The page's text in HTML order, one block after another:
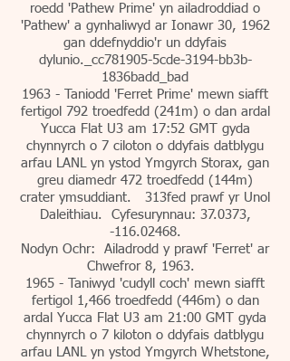
roedd 'Pathew Prime' yn ailadroddiad o
'Pathew' a gynhaliwyd ar Ionawr 30, 1962
gan ddefnyddio'r un ddyfais
dylunio._cc781905-5cde-3194-bb3b-
1836badd_bad
1963 - Taniodd 'Ferret Prime' mewn siafft
fertigol 792 troedfedd (241m) o dan ardal
Yucca Flat U3 am 17:52 GMT gyda
chynnyrch o 7 ciloton o ddyfais datblygu
arfau LANL yn ystod Ymgyrch Storax, gan
greu diamedr 472 troedfedd (144m)
crater ymsuddiant. 313fed prawf yr Unol
Daleithiau. Cyfesurynnau: 37.0373,
-116.02468.
Nodyn Ochr: Ailadrodd y prawf 'Ferret' ar
Chwefror 8, 1963.
1965 - Taniwyd 'cudyll coch' mewn siafft
fertigol 1,466 troedfedd (446m) o dan
ardal Yucca Flat U3 am 21:00 GMT gyda
chynnyrch o 7 kiloton o ddyfais datblygu
arfau LANL yn ystod Ymgyrch Whetstone,